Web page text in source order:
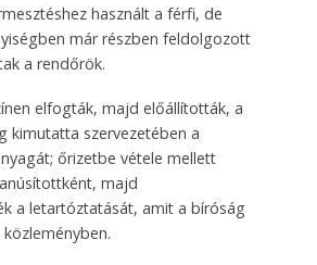
használt a férfi, de
már részben feldolgozott
a rendőrök.
elfogták, majd előállították, a
kimutatta szervezetében a
őrizetbe vétele mellett
majd
a letartóztatását, amit a bíróság